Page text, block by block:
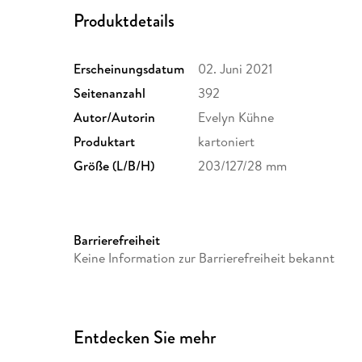
Produktdetails
Erscheinungsdatum 02. Juni 2021
Seitenanzahl
392
Autor/Autorin
Evelyn Kühne
Produktart
kartoniert
Größe (L/B/H)
203/127/28 mm
Barrierefreiheit
Keine Information zur Barrierefreiheit bekannt
Entdecken Sie mehr